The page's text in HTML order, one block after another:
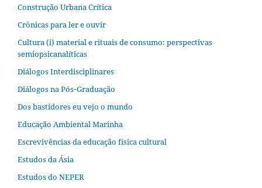
Construção Urbana Crítica
Crônicas para ler e ouvir
Cultura (i) material e rituais de consumo: perspectivas
semiopsicanalíticas
Diálogos Interdisciplinares
Diálogos na Pós‐Graduação
Dos bastidores eu vejo o mundo
Educação Ambiental Marinha
Escrevivências da educação física cultural
Estudos da Ásia​
Estudos do NEPER